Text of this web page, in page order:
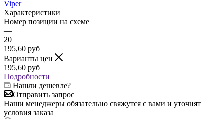
Viper
Характеристики
Номер позиции на схеме
—
20
195,60 руб
Варианты цен
195,60 руб
Подробности
Нашли дешевле?
Отправить запрос
Наши менеджеры обязательно свяжутся с вами и уточнят
условия заказа